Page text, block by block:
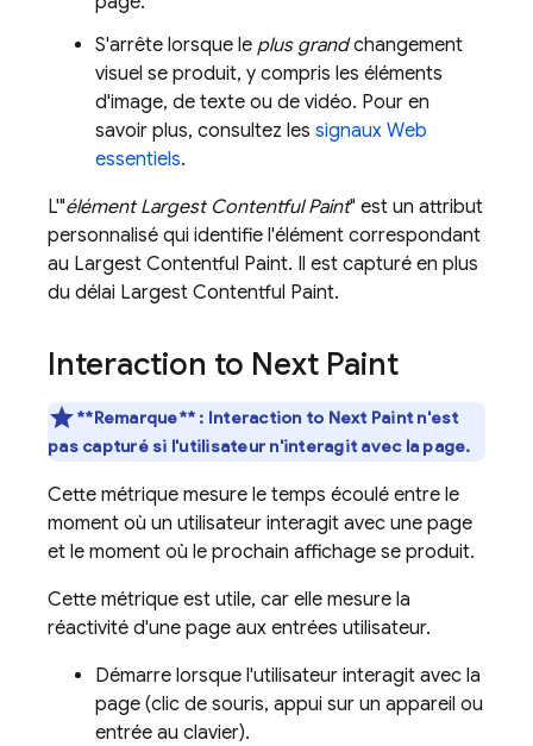
S'arrête lorsque le plus grandchangement
visuel se produit, y compris les éléments
d'image, de texte ou de vidéo. Pour en
savoir plus, consultez les signaux Web
essentiels.
L'"élément Largest Contentful Paint" est un attribut
personnalisé qui identifie l'élément correspondant
au Largest Contentful Paint. Il est capturé en plus
du délai Largest Contentful Paint.
Interaction to Next Paint
**Remarque** : Interaction to Next Paint n'est
pas capturé si l'utilisateur n'interagit avec la page.
Cette métrique mesure le temps écoulé entre le
moment où un utilisateur interagit avec une page
et le moment où le prochain affichage se produit.
Cette métrique est utile, car elle mesure la
réactivité d'une page aux entrées utilisateur.
Démarre lorsque l'utilisateur interagit avec la
page (clic de souris, appui sur un appareil ou
entrée au clavier).